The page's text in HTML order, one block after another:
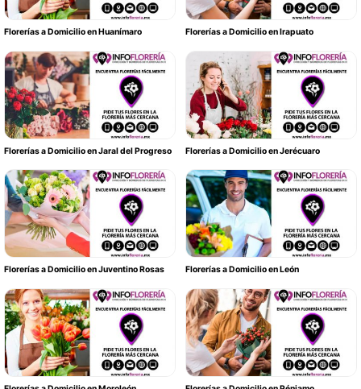
Florerías a Domicilio en Huanímaro Florerías a Domicilio en Irapuato
Florerías a Domicilio en Jaral del Progreso Florerías a Domicilio en Jerécuaro
Florerías a Domicilio en Juventino Rosas Florerías a Domicilio en León